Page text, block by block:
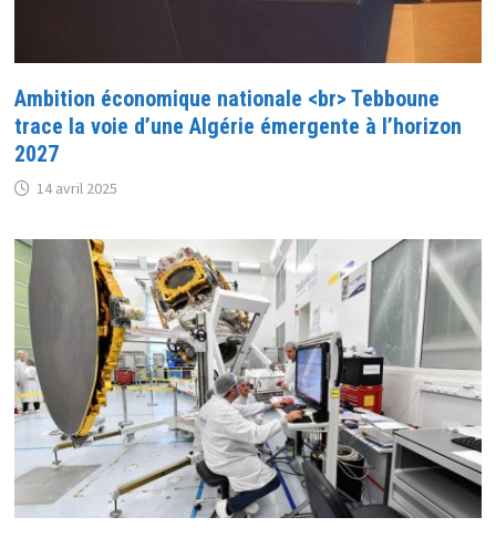
Ambition économique nationale <br> Tebboune
trace la voie d’une Algérie émergente à l’horizon
2027
14 avril 2025